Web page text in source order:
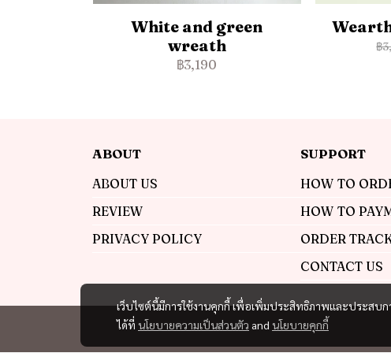
White and green
wreath
฿3,190
฿
เว็บไซต์นี้มีการใช้งานคุกกี้ เพื่อเพิ่มประสิทธิภาพและประสบ
ได้ที่ นโยบายความเป็นส่วนตัว and นโยบายคุกกี้
ABOUT
ABOUT US
REVIEW
PRIVACY POLICY
SUPPORT
HOW TO
HOW TO
ORDER
CONTACT US